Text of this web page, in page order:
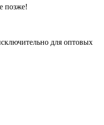
позже!
для оптовых